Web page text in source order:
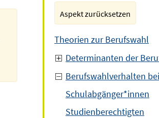
Aspekt zurücksetzen
Theorien zur Berufswahl
Determinanten der
Berufswahlverhalten bei
Schulabgänger*innen
Studienberechtigten